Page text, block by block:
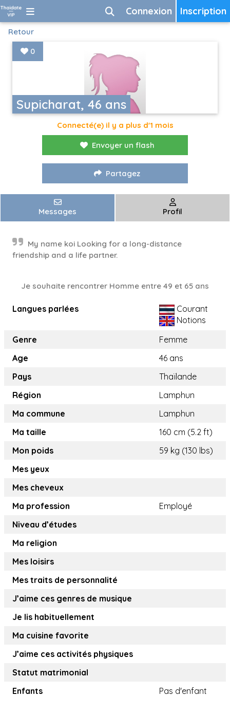
Inscription
Connexion
Retour
Supicharat, 46 ans
0
Connecté(e) il y a plus d'1 mois
Envoyer un flash
Partagez
Messages Profil
My name koi Looking for a long-distance
friendship and a life partner.
Je souhaite rencontrer Homme entre 49 et 65 ans
Langues parlées
Courant
Notions
Genre
Femme
Age
46 ans
Pays
Thaïlande
Région
Lamphun
Ma commune
Lamphun
Ma taille
160 cm (5.2 ft)
Mon poids
59 kg (130 lbs)
Mes yeux
Mes cheveux
Ma profession
Employé
Niveau d’études
Ma religion
Mes loisirs
Mes traits de personnalité
J’aime ces genres de musique
Je lis habituellement
Ma cuisine favorite
J’aime ces activités physiques
Statut matrimonial
Enfants
Pas d'enfant